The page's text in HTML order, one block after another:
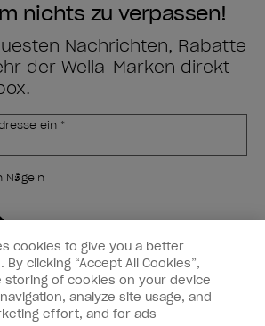
nichts zu verpassen!
Nachrichten, Rabatte
der Wella-Marken direkt
ein *
Nägeln
cookies to give you a better
clicking “Accept All Cookies”,
storing of cookies on your device
analyze site usage, and
effort, and for ads